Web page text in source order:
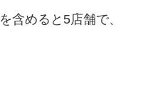
含めると5店舗で、